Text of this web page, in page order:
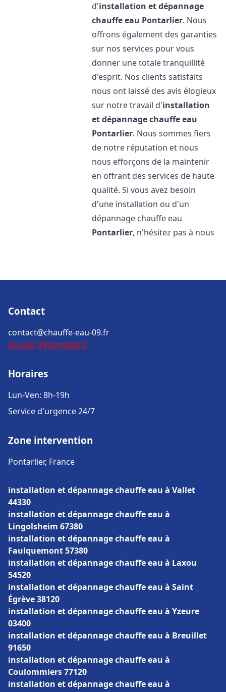
d'installation et dépannage
chauffe eau Pontarlier. Nous
offrons également des garanties
sur nos services pour vous
donner une totale tranquillité
d'esprit. Nos clients satisfaits
nous ont laissé des avis élogieux
sur notre travail d'installation
et dépannage chauffe eau
Pontarlier. Nous sommes fiers
de notre réputation et nous
nous efforçons de la maintenir
en offrant des services de haute
qualité. Si vous avez besoin
d'une installation ou d'un
dépannage chauffe eau
Pontarlier, n'hésitez pas à nous
Contact
contact@chauffe-eau-09.fr
Accueil Informations
Horaires
Lun-Ven: 8h-19h
Service d'urgence 24/7
Zone intervention
Pontarlier, France
installation et dépannage chauffe eau à Vallet
44330
installation et dépannage chauffe eau à
Lingolsheim 67380
installation et dépannage chauffe eau à
Faulquemont 57380
installation et dépannage chauffe eau à Laxou
54520
installation et dépannage chauffe eau à Saint
Égrève 38120
installation et dépannage chauffe eau à Yzeure
03400
installation et dépannage chauffe eau à Breuillet
91650
installation et dépannage chauffe eau à
Coulommiers 77120
installation et dépannage chauffe eau à